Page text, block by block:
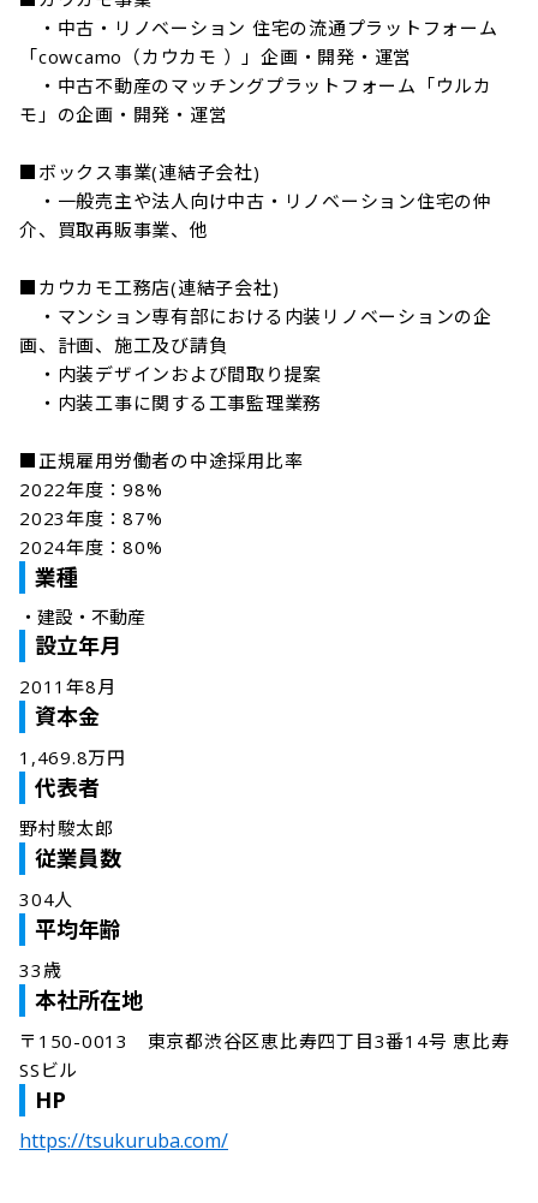
・中古・リノベーション 住宅の流通プラットフォーム
「cowcamo（カウカモ ）」企画・開発・運営
・中古不動産のマッチングプラットフォーム「ウルカ
モ」の企画・開発・運営
■ボックス事業(連結子会社)
・一般売主や法人向け中古・リノベーション住宅の仲
介、買取再販事業、他
■カウカモ工務店(連結子会社)
・マンション専有部における内装リノベーションの企
画、計画、施工及び請負
・内装デザインおよび間取り提案
・内装工事に関する工事監理業務
■正規雇用労働者の中途採用比率
2022年度：98%
2023年度：87%
業種
・ 建設・不動産
設立年月
2011年8月
資本金
1,469.8万円
代表者
野村駿太郎
従業員数
304人
平均年齢
33歳
本社所在地
〒150-0013　東京都渋谷区恵比寿四丁目3番14号 恵比寿
SSビル
HP
https://tsukuruba.com/